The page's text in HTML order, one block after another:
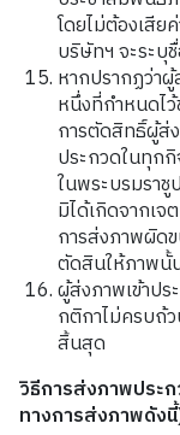
โดยไม่ต้องเสี
บริษัทฯ จะระบุ
หากปรากฏว่า
หนึ่งที่กำหนดไ
การตัดสิทธิ์ผู้ส่
ประกวดในทุก
ในพระบรมรา
มิได้เกิดจากเ
การส่งภาพผิด
ตัดสินให้ภาพนั้
ผู้ส่งภาพเข้าปร
กติกาไม่ครบถ้
สิ้นสุด
วิธีการส่งภาพประ
ทางการส่งภาพดัง